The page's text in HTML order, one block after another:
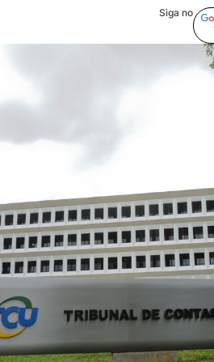
Siga no